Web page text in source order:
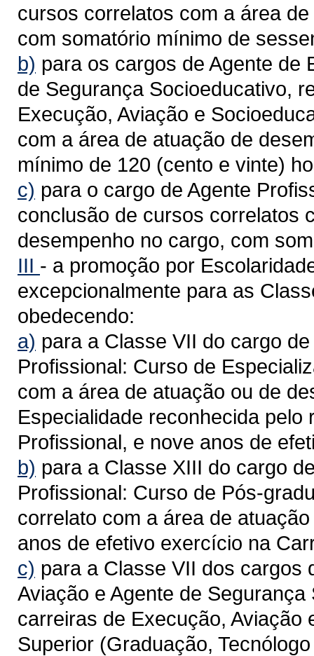
cursos correlatos com a área
com somatório mínimo de
b) para os cargos de Agente de
de Segurança Socioeducativo,
Execução, Aviação e
com a área de atuação de
mínimo de 120 (cento e vinte)
c) para o cargo de Agente
conclusão de cursos correlatos
desempenho no cargo, com
III - a promoção por
excepcionalmente para as
obedecendo:
a) para a Classe VII do cargo
Profissional: Curso de
com a área de atuação ou de
Especialidade reconhecida
Profissional, e nove anos de
b) para a Classe XIII do cargo
Profissional: Curso de Pós-
correlato com a área de
anos de efetivo exercício na
c) para a Classe VII dos cargos
Aviação e Agente de
carreiras de Execução, Aviação
Superior (Graduação,